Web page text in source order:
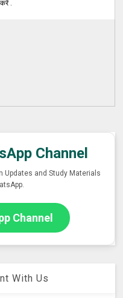
.
Channel
Updates and Study Materials
Channel
With Us